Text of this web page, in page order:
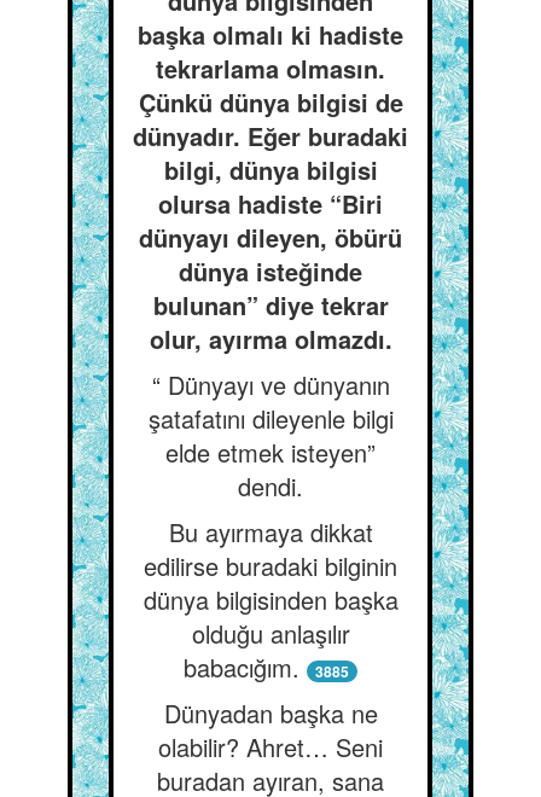
başka olmalı ki hadiste
tekrarlama olmasın.
Çünkü dünya bilgisi de
dünyadır. Eğer buradaki
bilgi, dünya bilgisi
olursa hadiste “Biri
dünyayı dileyen, öbürü
dünya isteğinde
bulunan” diye tekrar
olur, ayırma olmazdı.
“ Dünyayı ve dünyanın
şatafatını dileyenle bilgi
elde etmek isteyen”
dendi.
Bu ayırmaya dikkat
edilirse buradaki bilginin
dünya bilgisinden başka
olduğu anlaşılır
babacığım.
3885
Dünyadan başka ne
olabilir? Ahret… Seni
buradan ayıran, sana